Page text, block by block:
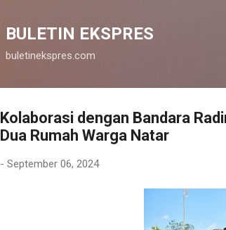
BULETIN EKSPRES
buletinekspres.com
Kolaborasi dengan Bandara
Dua Rumah Warga Natar
- September 06, 2024